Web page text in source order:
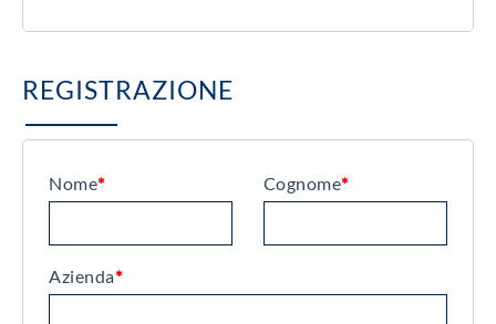
REGISTRAZIONE
Nome* Cognome*
Azienda*